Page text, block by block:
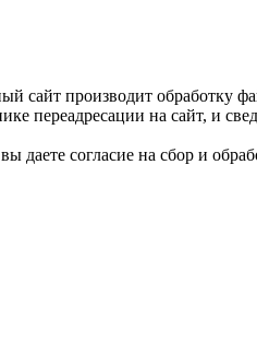
сайт производит обработку
переадресации на сайт, и
даете согласие на сбор и